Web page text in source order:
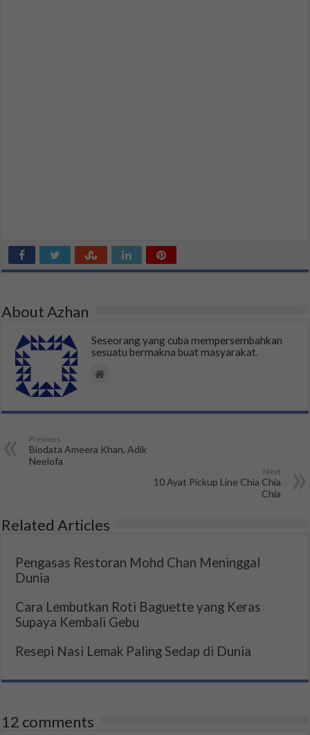
About Azhan
Seseorang yang cuba mempersembahkan
sesuatu bermakna buat masyarakat.
Previous
Biodata Ameera Khan, Adik
Neelofa
Next
10 Ayat Pickup Line Chia Chia
Chia
Related Articles
Pengasas Restoran Mohd Chan Meninggal
Dunia
Cara Lembutkan Roti Baguette yang Keras
Supaya Kembali Gebu
Resepi Nasi Lemak Paling Sedap di Dunia
12 comments